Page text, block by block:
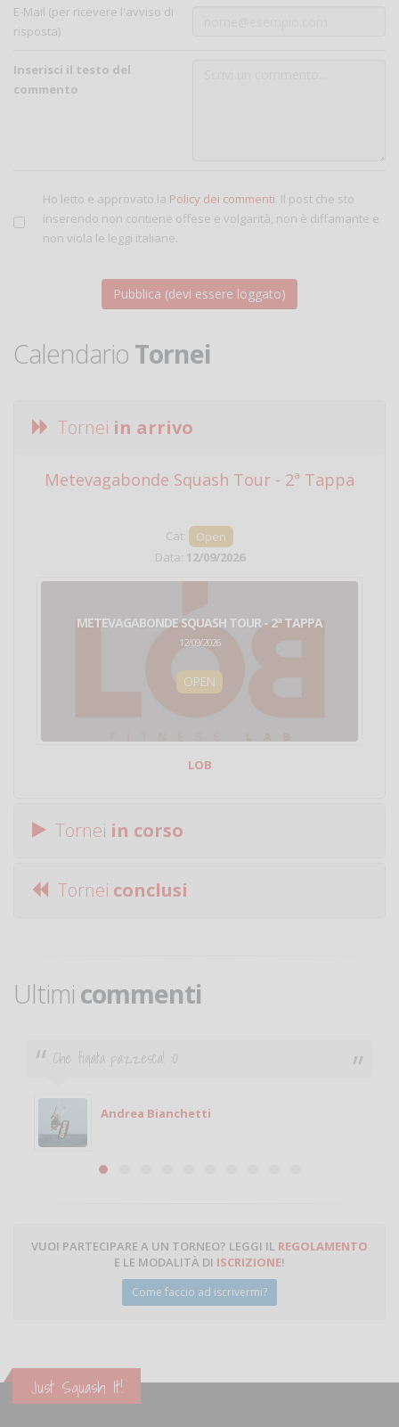
E-Mail (per ricevere l'avviso di
risposta)
Inserisci il testo del
commento
Ho letto e approvato la Policy dei commenti. Il post che sto
inserendo non contiene offese e volgarità, non è diffamante e
non viola le leggi italiane.
Calendario Tornei
Tornei in arrivo
Metevagabonde Squash Tour - 2ª Tappa
Cat:
Open
Data: 12/09/2026
METEVAGABONDE SQUASH TOUR - 2ª TAPPA
12/09/2026
OPEN
LOB
Tornei in corso
Tornei conclusi
Ultimi commenti
Ciao. Sono a Treviglio da poco e vorrei tornare a
Michele
Michele Miglionico
VUOI PARTECIPARE A UN TORNEO? LEGGI IL REGOLAMENTO
E LE MODALITÀ DI ISCRIZIONE!
Come faccio ad iscrivermi?
Just Squash It!